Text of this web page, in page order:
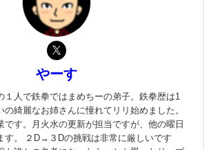
やーす
１人で鉄拳ではまめちーの弟子。鉄拳歴は1
の綺麗なお姉さんに憧れてリリ始めました。
です。月火水の更新が担当ですが、他の曜日
す。 ２D→３Dの挑戦は非常に厳しいです